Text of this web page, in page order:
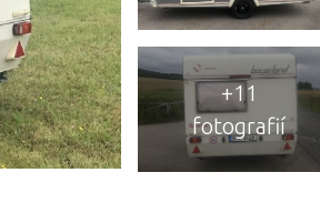
+11
fotografií